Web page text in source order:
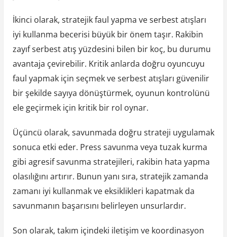
İkinci olarak, stratejik faul yapma ve serbest atışları
iyi kullanma becerisi büyük bir önem taşır. Rakibin
zayıf serbest atış yüzdesini bilen bir koç, bu durumu
avantaja çevirebilir. Kritik anlarda doğru oyuncuyu
faul yapmak için seçmek ve serbest atışları güvenilir
bir şekilde sayıya dönüştürmek, oyunun kontrolünü
ele geçirmek için kritik bir rol oynar.
Üçüncü olarak, savunmada doğru strateji uygulamak
sonuca etki eder. Press savunma veya tuzak kurma
gibi agresif savunma stratejileri, rakibin hata yapma
olasılığını artırır. Bunun yanı sıra, stratejik zamanda
zamanı iyi kullanmak ve eksiklikleri kapatmak da
savunmanın başarısını belirleyen unsurlardır.
Son olarak, takım içindeki iletişim ve koordinasyon